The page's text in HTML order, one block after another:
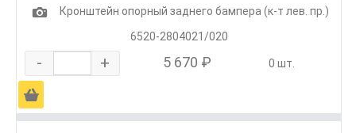
1
Кронштейн опорный заднего бампера (к-т лев. пр.)
6520-2804021/020
- + 5 670 ₽ 0 шт.
Ä